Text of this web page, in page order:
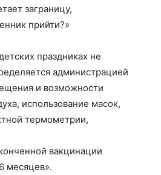
заграницу,
прийти?»
праздниках не
администрацией
и возможности
использование масок,
термометрии,
вакцинации
месяцев».